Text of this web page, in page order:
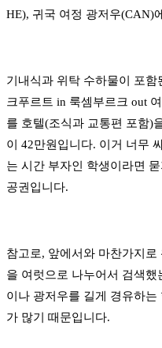
HE), 귀국 여정 광저우(CAN)
기내식과 위탁 수하물이 포
크푸르트 in 룩셈부르크 out
를 호텔(조식과 교통편 포함)
이 42만원입니다. 이거 너무
는 시간 부자인 학생이라면
공권입니다.
참고로, 앞에서와 마찬가지
을 여럿으로 나누어서 검색
이나 광저우를 길게 경유하
가 많기 때문입니다.